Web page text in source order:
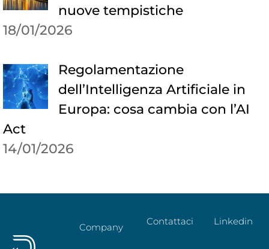
nuove tempistiche
18/01/2026
Regolamentazione
dell’Intelligenza Artificiale in
Europa: cosa cambia con l’AI
Act
14/01/2026
Company
Contattaci Linkedin